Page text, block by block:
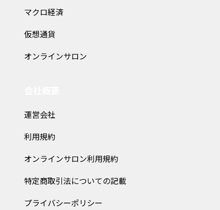
マクロ経済
仮想通貨
オンラインサロン
運営会社
利用規約
オンラインサロン利用規約
特定商取引法についての記載
プライバシーポリシー